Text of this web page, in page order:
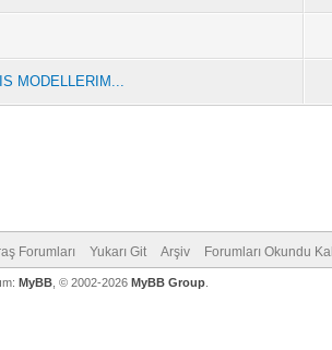
MODELLERIM...
Forumları Yukarı Git Arşiv Forumları Okundu
MyBB , © 2002-2026 MyBB Group